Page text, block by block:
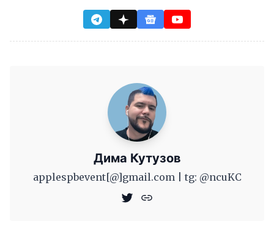
Дима Кутузов
applespbevent[@]gmail.com | tg: @ncuKC